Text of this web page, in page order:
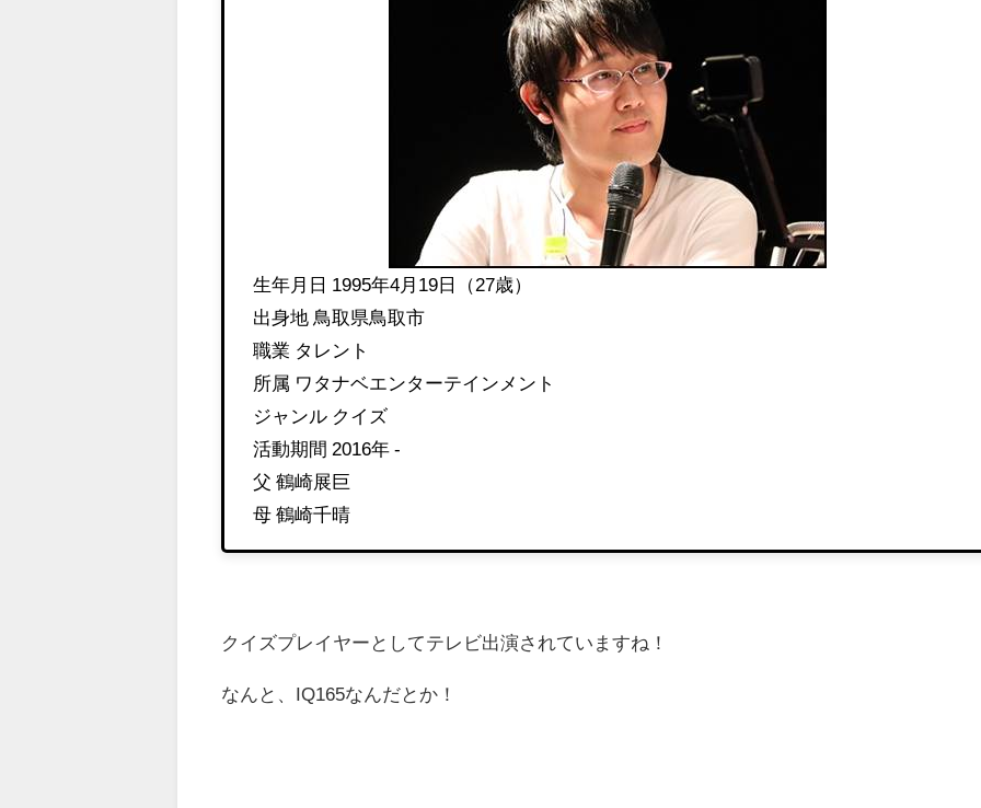
生年月日 1995年4月19日（27歳）
出身地 鳥取県鳥取市
職業 タレント
所属 ワタナベエンターテインメント
ジャンル クイズ
活動期間 2016年 -
父 鶴崎展巨
母 鶴崎千晴
クイズプレイヤーとしてテレビ出演されていますね！
なんと、IQ165なんだとか！